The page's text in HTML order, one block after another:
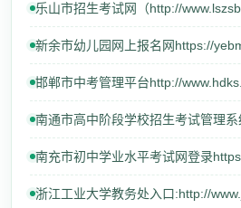
乐山市招生考试网（http://
新余市幼儿园网上报名网https://
邯郸市中考管理平台http://
南通市高中阶段学校招生考试管理
南充市初中学业水平考试网登录
浙江工业大学教务处入口:http://